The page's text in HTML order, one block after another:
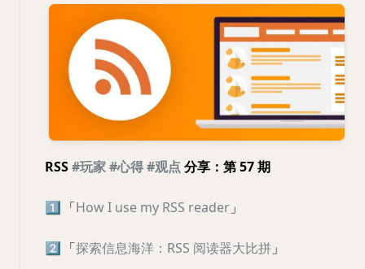
RSS#玩家#心得#观点分享：第 57 期
1️⃣ 「How I use my RSS reader」
2️⃣ 「探索信息海洋：RSS 阅读器大比拼」